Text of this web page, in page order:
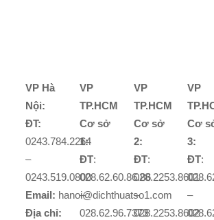
VP Hà
Nội:
ĐT:
0243.784.2264
–
0243.519.0800
Email: hanoi@dichthuatso1.com
Địa chỉ:
VP
TP.HCM
Cơ sở
1:
ĐT:
028.62.60.86.86
–
028.62.96.7373
VP
TP.HCM
Cơ sở
2:
ĐT:
028.2253.8601
–
028.2253.8602
VP
Cơ
3:
ĐT:
–